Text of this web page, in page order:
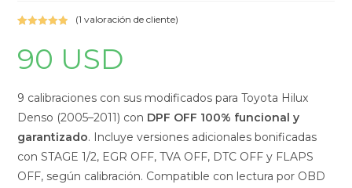
5.00
de 5 en
base a
un cliente
(1 valoración de cliente)
90 USD
9 calibraciones con sus modificados para Toyota Hilux
Denso (2005–2011) con DPF OFF 100% funcional y
garantizado. Incluye versiones adicionales bonificadas
con STAGE 1/2, EGR OFF, TVA OFF, DTC OFF y FLAPS
OFF, según calibración. Compatible con lectura por OBD